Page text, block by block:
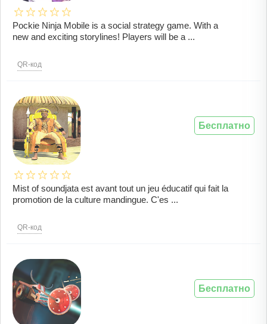
Pockie Ninja Mobile is a social strategy game. With a
new and exciting storylines! Players will be a ...
QR-код
Mist of soundjata est avant tout un jeu éducatif qui fait la
promotion de la culture mandingue. C'es ...
QR-код
Бесплатно
Бесплатно